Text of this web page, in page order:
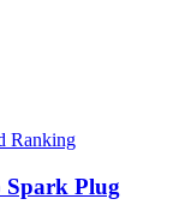
Spark Plug